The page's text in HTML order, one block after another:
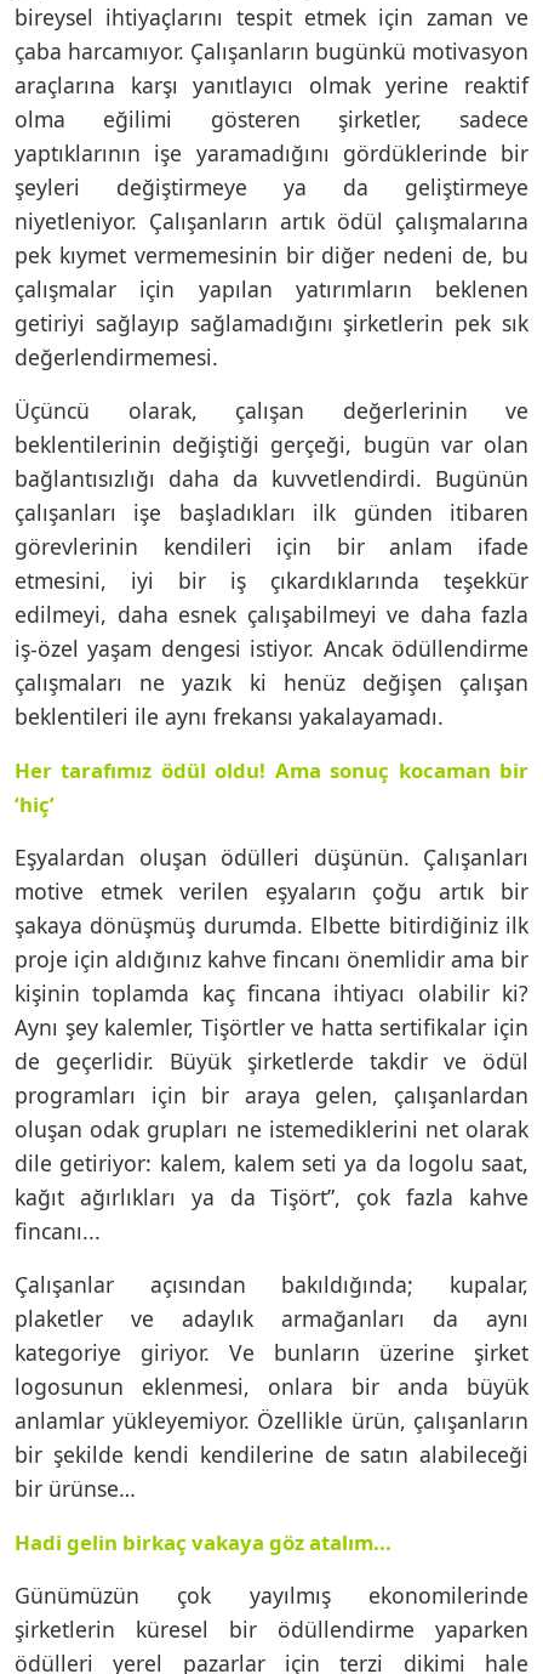
bireysel ihtiyaçlarını tespit etmek için zaman ve
çaba harcamıyor. Çalışanların bugünkü motivasyon
araçlarına karşı yanıtlayıcı olmak yerine reaktif
olma eğilimi gösteren şirketler, sadece
yaptıklarının işe yaramadığını gördüklerinde bir
şeyleri değiştirmeye ya da geliştirmeye
niyetleniyor. Çalışanların artık ödül çalışmalarına
pek kıymet vermemesinin bir diğer nedeni de, bu
çalışmalar için yapılan yatırımların beklenen
getiriyi sağlayıp sağlamadığını şirketlerin pek sık
değerlendirmemesi.
Üçüncü olarak, çalışan değerlerinin ve
beklentilerinin değiştiği gerçeği, bugün var olan
bağlantısızlığı daha da kuvvetlendirdi. Bugünün
çalışanları işe başladıkları ilk günden itibaren
görevlerinin kendileri için bir anlam ifade
etmesini, iyi bir iş çıkardıklarında teşekkür
edilmeyi, daha esnek çalışabilmeyi ve daha fazla
iş-özel yaşam dengesi istiyor. Ancak ödüllendirme
çalışmaları ne yazık ki henüz değişen çalışan
beklentileri ile aynı frekansı yakalayamadı.
Her tarafımız ödül oldu! Ama sonuç kocaman bir
‘hiç’
Eşyalardan oluşan ödülleri düşünün. Çalışanları
motive etmek verilen eşyaların çoğu artık bir
şakaya dönüşmüş durumda. Elbette bitirdiğiniz ilk
proje için aldığınız kahve fincanı önemlidir ama bir
kişinin toplamda kaç fincana ihtiyacı olabilir ki?
Aynı şey kalemler, Tişörtler ve hatta sertifikalar için
de geçerlidir. Büyük şirketlerde takdir ve ödül
programları için bir araya gelen, çalışanlardan
oluşan odak grupları ne istemediklerini net olarak
dile getiriyor: kalem, kalem seti ya da logolu saat,
kağıt ağırlıkları ya da Tişört”, çok fazla kahve
fincanı...
Çalışanlar açısından bakıldığında; kupalar,
plaketler ve adaylık armağanları da aynı
kategoriye giriyor. Ve bunların üzerine şirket
logosunun eklenmesi, onlara bir anda büyük
anlamlar yükleyemiyor. Özellikle ürün, çalışanların
bir şekilde kendi kendilerine de satın alabileceği
bir ürünse…
Hadi gelin birkaç vakaya göz atalım...
Günümüzün çok yayılmış ekonomilerinde
şirketlerin küresel bir ödüllendirme yaparken
ödülleri yerel pazarlar için terzi dikimi hale